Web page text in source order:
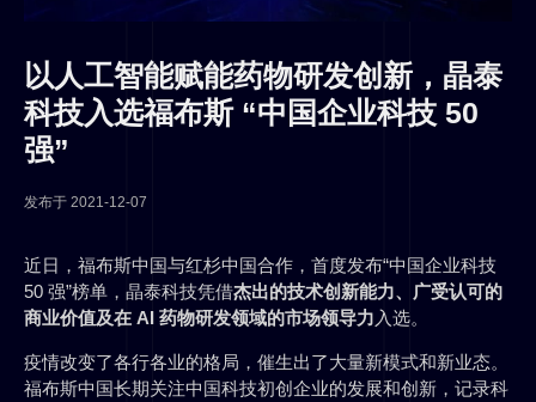
以人工智能赋能药物研发创新，晶泰
科技入选福布斯 “中国企业科技 50
强”
发布于 2021-12-07
近日，福布斯中国与红杉中国合作，首度发布“中国企业科技
50 强”榜单，晶泰科技凭借杰出的技术创新能力、广受认可的
商业价值及在 AI 药物研发领域的市场领导力 入选。
疫情改变了各行各业的格局，催生出了大量新模式和新业态。
福布斯中国长期关注中国科技初创企业的发展和创新，记录科